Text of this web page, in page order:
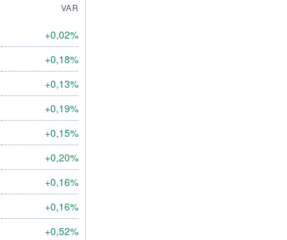
VAR
+0,02%
+0,18%
+0,13%
+0,19%
+0,15%
+0,20%
+0,16%
+0,16%
+0,52%